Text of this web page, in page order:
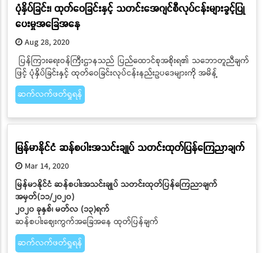
ပုံနှိပ်ခြင်း၊ ထုတ်ဝေခြင်းနှင့် သတင်းအေဂျင်စီလုပ်ငန်းများခွင့်ပြု
ပေးမှုအခြေအနေ
Aug 28, 2020
ပြန်ကြားရေးဝန်ကြီးဌာနသည် ပြည်ထောင်စုအစိုးရ၏ သဘောတူညီချက်
ဖြင့် ပုံနှိပ်ခြင်းနှင့် ထုတ်ဝေခြင်းလုပ်ငန်းနည်းဥပဒေများကို အမိန့်
ဆက်လက်ဖတ်ရှုရန်
မြန်မာနိုင်ငံ ဆန်စပါးအသင်းချုပ် သတင်းထုတ်ပြန်ကြေညာချက်
Mar 14, 2020
မြန်မာနိုင်ငံ ဆန်စပါးအသင်းချုပ် သတင်းထုတ်ပြန်ကြေညာချက်
အမှတ်(၁၁/၂၀၂၀)
၂၀၂၀ ခုနှစ်၊ မတ်လ (၁၃)ရက်
ဆန်စပါးဈေးကွက်အခြေအနေ ထုတ်ပြန်ချက်
ဆက်လက်ဖတ်ရှုရန်